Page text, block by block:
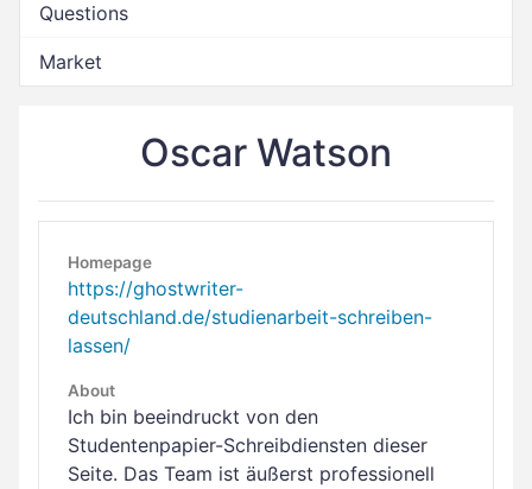
Questions
Market
Oscar Watson
Homepage
https://ghostwriter-
deutschland.de/studienarbeit-schreiben-
lassen/
About
Ich bin beeindruckt von den
Studentenpapier-Schreibdiensten dieser
Seite. Das Team ist äußerst professionell